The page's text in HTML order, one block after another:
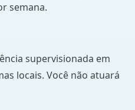
semana.
supervisionada em
locais. Você não atuará